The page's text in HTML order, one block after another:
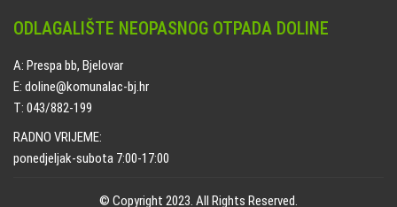
ODLAGALIŠTE NEOPASNOG OTPADA DOLINE
A: Prespa bb, Bjelovar
E: doline@komunalac-bj.hr
T: 043/882-199
RADNO VRIJEME:
ponedjeljak-subota 7:00-17:00
© Copyright 2023. All Rights Reserved.